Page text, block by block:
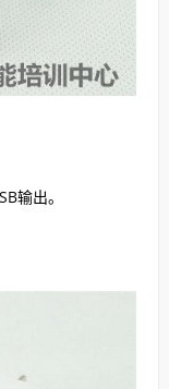
输出。